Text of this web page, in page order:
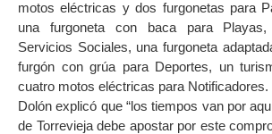
motos eléctricas y dos furgonetas para
una furgoneta con baca para
Servicios Sociales, una furgoneta
furgón con grúa para Deportes, un
cuatro motos eléctricas para Notificadores.
Dolón explicó que “los tiempos van por
de Torrevieja debe apostar por este